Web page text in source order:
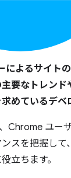
よるサイト
要なトレンド
めているデベ
Chrome ユー
スを把握して
立ちます。